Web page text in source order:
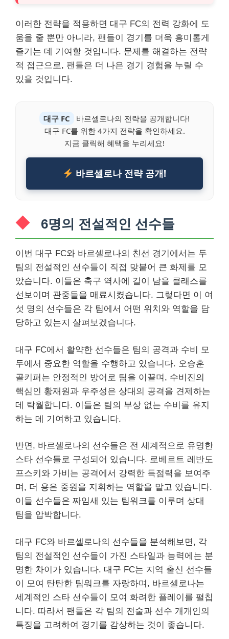
이러한 전략을 적용하면 대구 FC의 전력 강화에 도
움을 줄 뿐만 아니라, 팬들이 경기를 더욱 흥미롭게
즐기는 데 기여할 것입니다. 문제를 해결하는 전략
적 접근으로, 팬들은 더 나은 경기 경험을 누릴 수
있을 것입니다.
대구 FC
바르셀로나의 전략을 공개합니다!
대구 FC를 위한 4가지 전략을 확인하세요.
지금 클릭해 혜택을 누리세요!
바르셀로나 전략 공개!
6명의 전설적인 선수들
이번 대구 FC와 바르셀로나의 친선 경기에서는 두
팀의 전설적인 선수들이 직접 맞붙어 큰 화제를 모
았습니다. 이들은 축구 역사에 길이 남을 클래스를
선보이며 관중들을 매료시켰습니다. 그렇다면 이 여
섯 명의 선수들은 각 팀에서 어떤 위치와 역할을 담
당하고 있는지 살펴보겠습니다.
대구 FC에서 활약한 선수들은 팀의 공격과 수비 모
두에서 중요한 역할을 수행하고 있습니다. 오승훈
골키퍼는 안정적인 방어로 팀을 이끌며, 수비진의
핵심인 황재원과 우주성은 상대의 공격을 견제하는
데 탁월합니다. 이들은 팀의 부상 없는 수비를 유지
하는 데 기여하고 있습니다.
반면, 바르셀로나의 선수들은 전 세계적으로 유명한
스타 선수들로 구성되어 있습니다. 로베르트 레반도
프스키와 가비는 공격에서 강력한 득점력을 보여주
며, 더 용은 중원을 지휘하는 역할을 맡고 있습니다.
이들 선수들은 짜임새 있는 팀워크를 이루며 상대
팀을 압박합니다.
대구 FC와 바르셀로나의 선수들을 분석해보면, 각
팀의 전설적인 선수들이 가진 스타일과 능력에는 분
명한 차이가 있습니다. 대구 FC는 지역 출신 선수들
이 모여 탄탄한 팀워크를 자랑하며, 바르셀로나는
세계적인 스타 선수들이 모여 화려한 플레이를 펼칩
니다. 따라서 팬들은 각 팀의 전술과 선수 개개인의
특징을 고려하여 경기를 감상하는 것이 좋습니다.